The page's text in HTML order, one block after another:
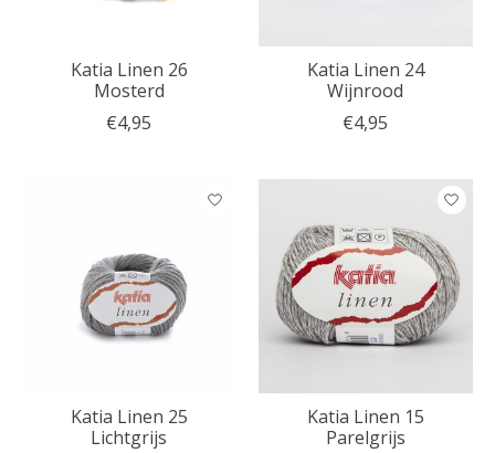
Katia Linen 26
Mosterd
€4,95
Katia Linen 24
Wijnrood
€4,95
Katia Linen 25
Lichtgrijs
Katia Linen 15
Parelgrijs